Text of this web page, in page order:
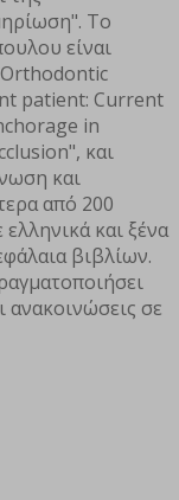
Το
είναι
patient: Current
in
και
και
από 200
και ξένα
βιβλίων.
ανακοινώσεις σε